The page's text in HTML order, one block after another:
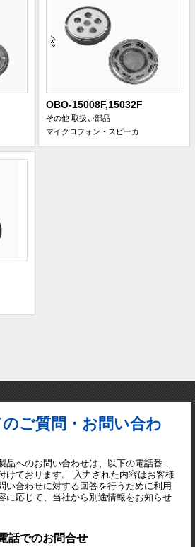
OBO-15008F,15032F
その他 取扱い部品
マイクロフォン・スピーカ
ご質問・お問い合わ
品へのお問い合わせは、以下の電話番
けております。 入力された内容はお客様
い合わせに対する回答を行うために利用
に応じて、当社から別途情報をお知らせ
話でのお問合せ